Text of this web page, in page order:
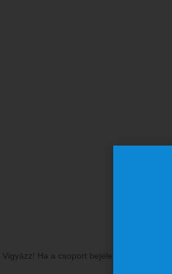
Csoportos
Vigyázz! Ha a csoport bejelentése nem